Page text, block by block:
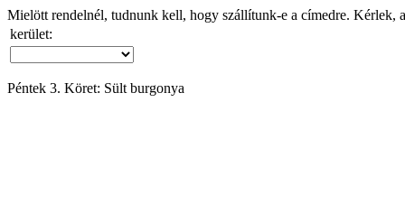
Mielött rendelnél, tudnunk kell, hogy szállítunk-e a címedre. Kérlek,
kerület:
Péntek 3. Köret: Sült burgonya